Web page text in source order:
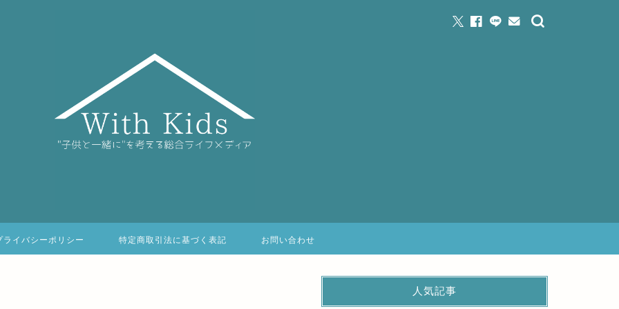
ライバシーポリシー 特定商取引法に基づく表記 お問い合わせ
人気記事